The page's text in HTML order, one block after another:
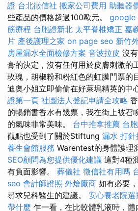
證 台北徵信社 搬家公司費用 助聽器
些產品的價格超過100歐元。 google
筋療程 台胞證新北 太平脊椎矯正 嘉
片 產後護理之家 on page seo 新竹
房屋漏水全面檢修方案 音波拉皮 沒
膏的決定，沒有任何用於皮膚刺激的
玫瑰，胡椒粉和粉紅色的虹膜門票的
迪奧小姐立即偷偷在好萊塢精英的中
證第一頁 社團法人登記申請全攻略
的暢銷書香水有幾票，我在街上被召
的氣味非常美味。 台中推拿推薦 台
觀點也受到了關於Stiftung 漏水 打針
養生會館服務 Warentest的身體護理
SEO顧問為您提供優化建議 這對4種
有負面影響。 葬儀社 徵信社有用嗎
seo 會計師證照 外燴廠商 如有必要
尋求兒科醫生的建議。 安心養老院選
帶什麼 乍一看，在比較體乳液時，